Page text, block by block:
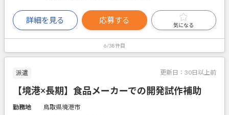
詳細を見る 応募する
気になる
6/38件目
派遣 更新日： 30日以上前
【境港×長期】食品メーカーでの開発試作補助
勤務地
鳥取県境港市